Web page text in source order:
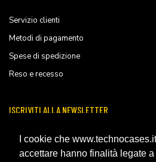
I cookie che
accettare hanno finalità legate a
Servizio clienti
Metodi di pagamento
Spese di spedizione
Reso e recesso
ISCRIVITI ALLA NEWSLETTER